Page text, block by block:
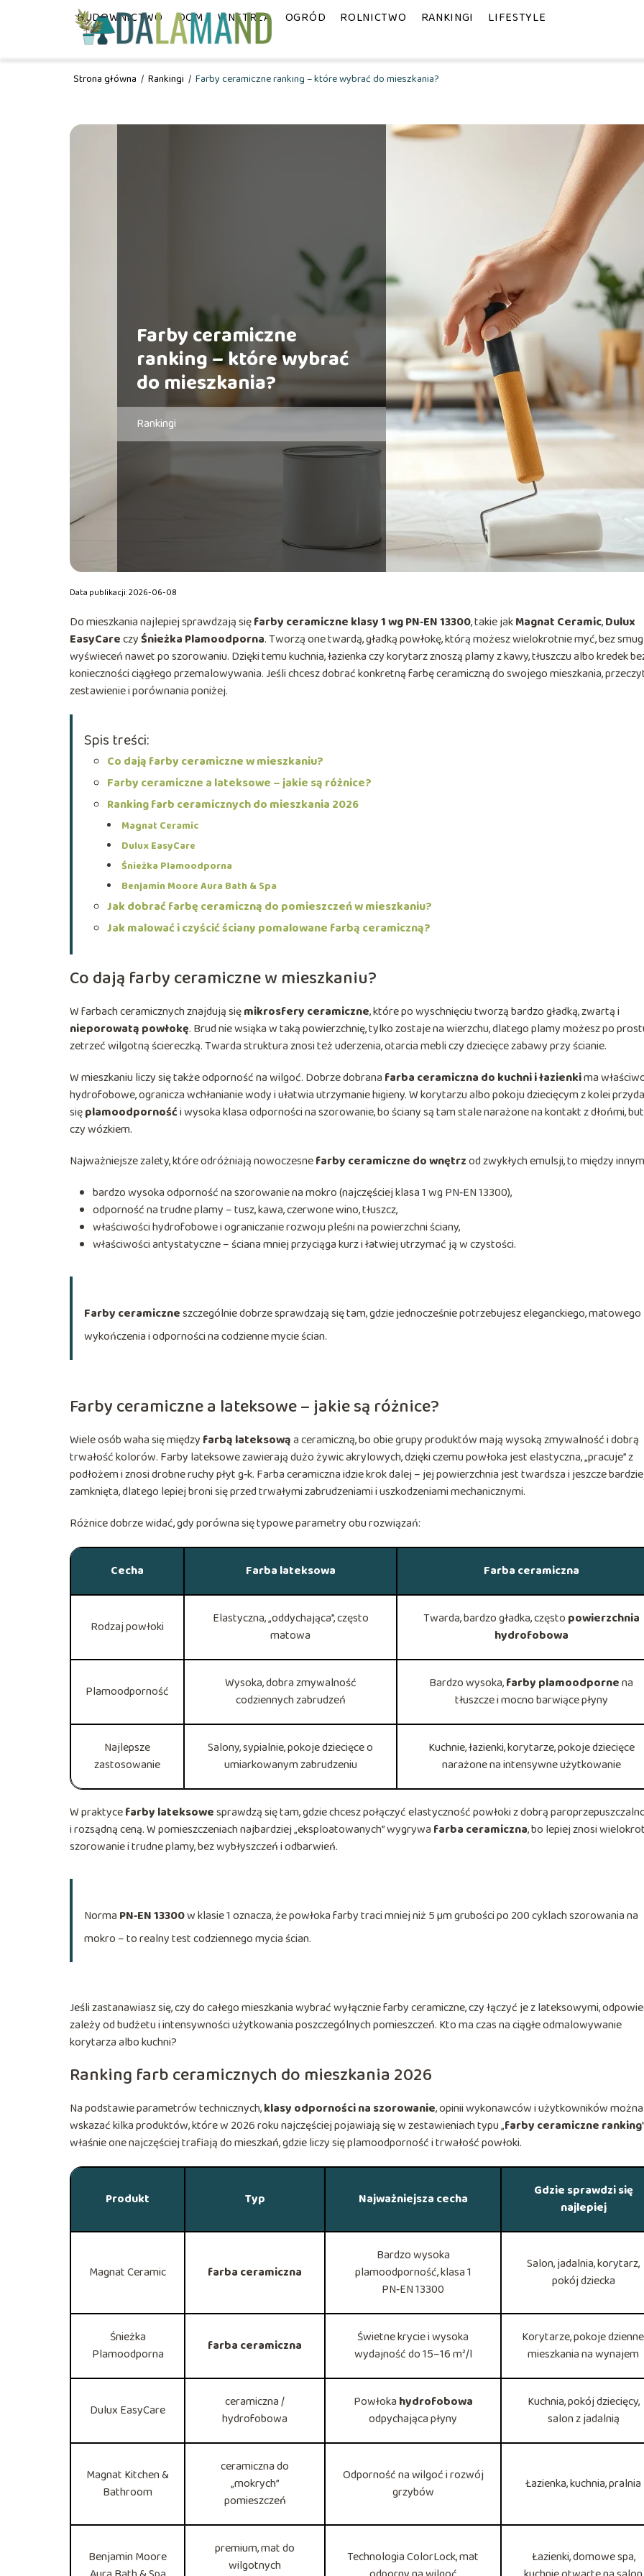
BUDOWNICTWO DOM WNĘTRZA OGRÓD ROLNICTWO RANKINGI LIFESTYLE
Strona główna / Rankingi / Farby ceramiczne ranking – które wybrać do mieszkania?
Farby ceramiczne
ranking – które wybrać
do mieszkania?
Rankingi
Data publikacji: 2026-06-08
Do mieszkania najlepiej sprawdzają sięfarby ceramiczne klasy 1 wg PN‑EN 13300, takie jakMagnat Ceramic,Dulux
EasyCareczyŚnieżka Plamoodporna. Tworzą one twardą, gładką powłokę, którą możesz wielokrotnie myć, bez
wyświeceń nawet po szorowaniu. Dzięki temu kuchnia, łazienka czy korytarz znoszą plamy z kawy, tłuszczu albo kredek
konieczności ciągłego przemalowywania. Jeśli chcesz dobrać konkretną farbę ceramiczną do swojego mieszkania,
zestawienie i porównania poniżej.
Spis treści:
Co dają farby ceramiczne w mieszkaniu?
Farby ceramiczne a lateksowe – jakie są różnice?
Ranking farb ceramicznych do mieszkania 2026
Magnat Ceramic
Dulux EasyCare
Śnieżka Plamoodporna
Benjamin Moore Aura Bath & Spa
Jak dobrać farbę ceramiczną do pomieszczeń w mieszkaniu?
Jak malować i czyścić ściany pomalowane farbą ceramiczną?
Co dają farby ceramiczne w mieszkaniu?
W farbach ceramicznych znajdują sięmikrosfery ceramiczne, które po wyschnięciu tworzą bardzo gładką, zwartą i
nieporowatą powłokę. Brud nie wsiąka w taką powierzchnię, tylko zostaje na wierzchu, dlatego plamy możesz po
zetrzeć wilgotną ściereczką. Twarda struktura znosi też uderzenia, otarcia mebli czy dziecięce zabawy przy ścianie.
W mieszkaniu liczy się także odporność na wilgoć. Dobrze dobrana farba ceramiczna do kuchni i łazienkima
hydrofobowe, ogranicza wchłanianie wody i ułatwia utrzymanie higieny. W korytarzu albo pokoju dziecięcym z kolei
sięplamoodpornośći wysoka klasa odporności na szorowanie, bo ściany są tam stale narażone na kontakt z dłońmi,
czy wózkiem.
Najważniejsze zalety, które odróżniają nowoczesnefarby ceramiczne do wnętrzod zwykłych emulsji, to między
bardzo wysoka odporność na szorowanie na mokro (najczęściej klasa 1 wg PN‑EN 13300),
odporność na trudne plamy – tusz, kawa, czerwone wino, tłuszcz,
właściwości hydrofobowe i ograniczanie rozwoju pleśni na powierzchni ściany,
właściwości antystatyczne – ściana mniej przyciąga kurz i łatwiej utrzymać ją w czystości.
Farby ceramiczneszczególnie dobrze sprawdzają się tam, gdzie jednocześnie potrzebujesz eleganckiego, matowego
wykończenia i odporności na codzienne mycie ścian.
Farby ceramiczne a lateksowe – jakie są różnice?
Wiele osób waha się między farbą lateksowąa ceramiczną, bo obie grupy produktów mają wysoką zmywalność i dobrą
trwałość kolorów. Farby lateksowe zawierają dużo żywic akrylowych, dzięki czemu powłoka jest elastyczna, „pracuje” z
podłożem i znosi drobne ruchy płyt g‑k. Farba ceramiczna idzie krok dalej – jej powierzchnia jest twardsza i jeszcze
zamknięta, dlatego lepiej broni się przed trwałymi zabrudzeniami i uszkodzeniami mechanicznymi.
Różnice dobrze widać, gdy porówna się typowe parametry obu rozwiązań:
Cecha Farba lateksowa Farba ceramiczna
Rodzaj powłoki
Elastyczna, „oddychająca”, często
matowa
Twarda, bardzo gładka, często powierzchnia
hydrofobowa
Plamoodporność
Wysoka, dobra zmywalność
codziennych zabrudzeń
Bardzo wysoka,farby plamoodpornena
tłuszcze i mocno barwiące płyny
Najlepsze
zastosowanie
Salony, sypialnie, pokoje dziecięce o
umiarkowanym zabrudzeniu
Kuchnie, łazienki, korytarze, pokoje dziecięce
narażone na intensywne użytkowanie
W praktycefarby lateksowesprawdzą się tam, gdzie chcesz połączyć elastyczność powłoki z dobrą
i rozsądną ceną. W pomieszczeniach najbardziej „eksploatowanych” wygrywa farba ceramiczna, bo lepiej znosi
szorowanie i trudne plamy, bez wybłyszczeń i odbarwień.
Norma PN‑EN 13300w klasie 1 oznacza, że powłoka farby traci mniej niż 5 µm grubości po 200 cyklach szorowania na
mokro – to realny test codziennego mycia ścian.
Jeśli zastanawiasz się, czy do całego mieszkania wybrać wyłącznie farby ceramiczne, czy łączyć je z lateksowymi,
zależy od budżetu i intensywności użytkowania poszczególnych pomieszczeń. Kto ma czas na ciągłe odmalowywanie
korytarza albo kuchni?
Ranking farb ceramicznych do mieszkania 2026
Na podstawie parametrów technicznych,klasy odporności na szorowanie, opinii wykonawców i użytkowników można
wskazać kilka produktów, które w 2026 roku najczęściej pojawiają się w zestawieniach typu „farby ceramiczne ranking
właśnie one najczęściej trafiają do mieszkań, gdzie liczy się plamoodporność i trwałość powłoki.
Produkt Typ Najważniejsza cecha
Gdzie sprawdzi się
najlepiej
Magnat Ceramic farba ceramiczna
Bardzo wysoka
plamoodporność, klasa 1
PN‑EN 13300
Salon, jadalnia, korytarz,
pokój dziecka
Śnieżka
Plamoodporna
farba ceramiczna
Świetne krycie i wysoka
wydajność do 15–16 m²/l
Korytarze, pokoje
mieszkania na wynajem
Dulux EasyCare
ceramiczna /
hydrofobowa
Powłoka hydrofobowa
odpychająca płyny
Kuchnia, pokój dziecięcy,
salon z jadalnią
Magnat Kitchen &
Bathroom
ceramiczna do
„mokrych”
pomieszczeń
Odporność na wilgoć i rozwój
grzybów
Łazienka, kuchnia, pralnia
Benjamin Moore
premium, mat do
wilgotnych
Technologia ColorLock, mat
Łazienki, domowe spa,